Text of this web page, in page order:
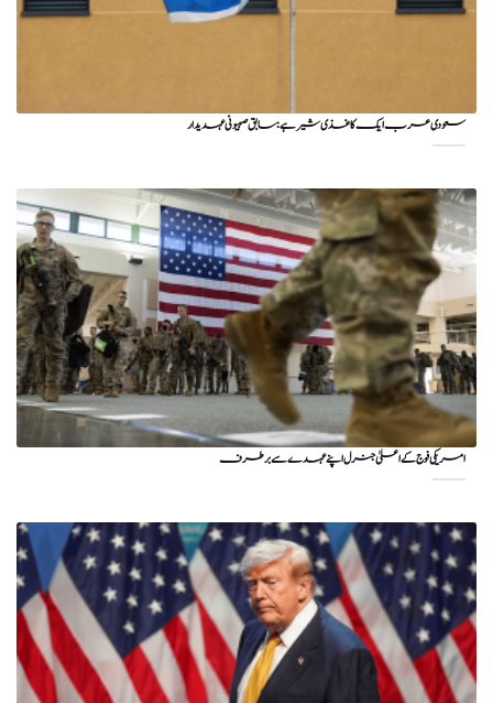
سعودی عرب ایک کاغذی شیر ہے: سابق صہیونی عہدیدار
امریکی فوج کے اعلیٰ جنرل اپنے عہدے سے برطرف